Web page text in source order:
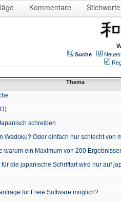
Kommentare Stichworte
Suche
Thema
schreiben
Wadoku? Oder einfach nur schlecht von
warum ein Maximum von 200
die japanische Schriftart wird nur auf
für Freie Software möglich?